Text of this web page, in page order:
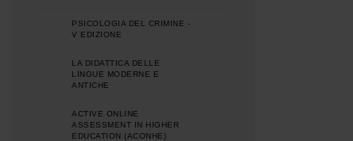
PSICOLOGIA DEL CRIMINE -
V EDIZIONE
LA DIDATTICA DELLE
LINGUE MODERNE E
ANTICHE
ACTIVE ONLINE
ASSESSMENT IN HIGHER
EDUCATION (ACONHE)